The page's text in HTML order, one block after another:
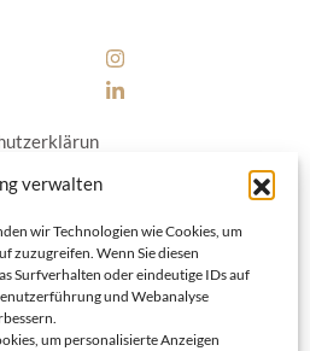
verwalten
wir Technologien wie Cookies, um
zuzugreifen. Wenn Sie diesen
Surfverhalten oder eindeutige IDs auf
und Webanalyse
um personalisierte Anzeigen
(E
|Kontakt